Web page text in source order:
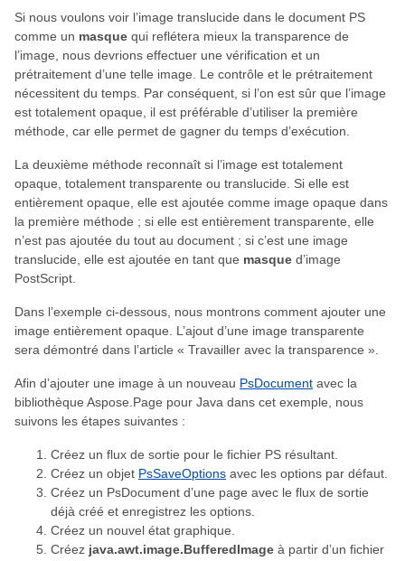
Si nous voulons voir l’image translucide dans le document PS
comme un masque qui reflétera mieux la transparence de
l’image, nous devrions effectuer une vérification et un
prétraitement d’une telle image. Le contrôle et le prétraitement
nécessitent du temps. Par conséquent, si l’on est sûr que l’image
est totalement opaque, il est préférable d’utiliser la première
méthode, car elle permet de gagner du temps d’exécution.
La deuxième méthode reconnaît si l’image est totalement
opaque, totalement transparente ou translucide. Si elle est
entièrement opaque, elle est ajoutée comme image opaque dans
la première méthode ; si elle est entièrement transparente, elle
n’est pas ajoutée du tout au document ; si c’est une image
translucide, elle est ajoutée en tant que masque d’image
PostScript.
Dans l’exemple ci-dessous, nous montrons comment ajouter une
image entièrement opaque. L’ajout d’une image transparente
sera démontré dans l’article « Travailler avec la transparence ».
Afin d’ajouter une image à un nouveau PsDocument avec la
bibliothèque Aspose.Page pour Java dans cet exemple, nous
suivons les étapes suivantes :
Créez un flux de sortie pour le fichier PS résultant.
Créez un objet PsSaveOptions avec les options par défaut.
Créez un PsDocument d’une page avec le flux de sortie
déjà créé et enregistrez les options.
Créez un nouvel état graphique.
Créez java.awt.image.BufferedImage à partir d’un fichier